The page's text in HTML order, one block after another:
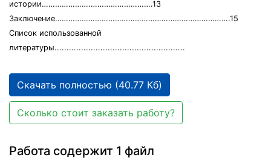
истории………………….……………………….13
Заключение…………………………………………………………………….15
Список использованной
литературы......................................................
Скачать полностью (40.77 Кб)
Сколько стоит заказать работу?
Работа содержит 1 файл